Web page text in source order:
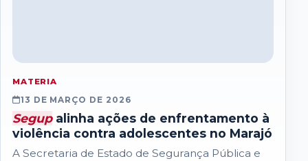
MATERIA
13 DE MARÇO DE 2026
Segupalinha ações de enfrentamento à
violência contra adolescentes no Marajó
A Secretaria de Estado de Segurança Pública e